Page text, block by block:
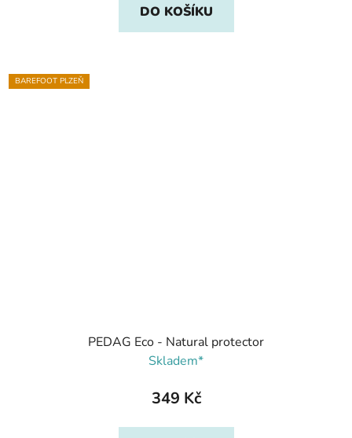
DO KOŠÍKU
BAREFOOT PLZEŇ
PEDAG Eco - Natural protector
Skladem*
349 Kč